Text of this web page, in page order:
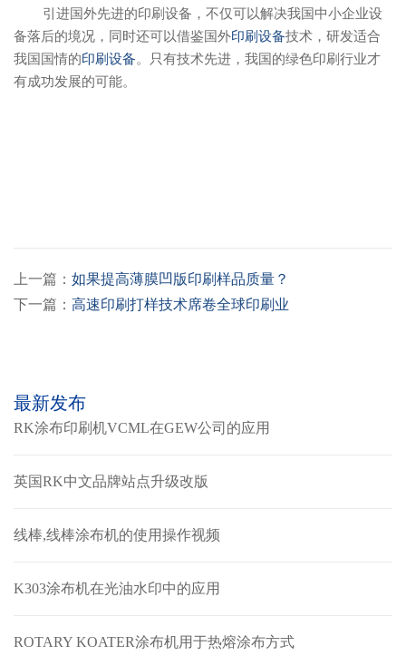
引进国外先进的印刷设备，不仅可以解决我国中小企业设
备落后的境况，同时还可以借鉴国外印刷设备技术，研发适合
我国国情的印刷设备。只有技术先进，我国的绿色印刷行业才
有成功发展的可能。
上一篇： 如果提高薄膜凹版印刷样品质量？
下一篇： 高速印刷打样技术席卷全球印刷业
最新发布
RK涂布印刷机VCML在GEW公司的应用
英国RK中文品牌站点升级改版
线棒,线棒涂布机的使用操作视频
K303涂布机在光油水印中的应用
ROTARY KOATER涂布机用于热熔涂布方式